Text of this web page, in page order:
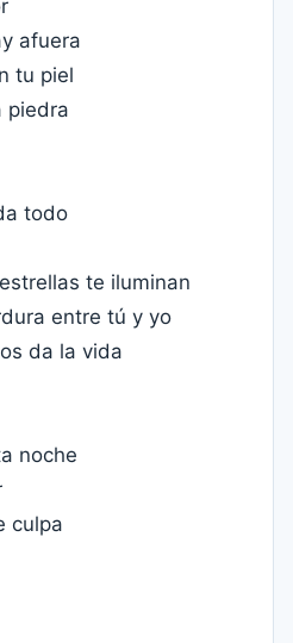
afuera
tu piel
piedra
todo
te iluminan
entre tú y yo
da la vida
noche
culpa